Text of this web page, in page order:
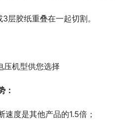
层胶纸重叠在一起切割。
机型供您选择
：
度是其他产品的1.5倍；